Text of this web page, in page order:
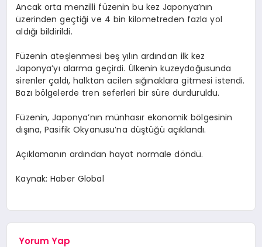
Ancak orta menzilli füzenin bu kez Japonya’nın
üzerinden geçtiği ve 4 bin kilometreden fazla yol
aldığı bildirildi.
Füzenin ateşlenmesi beş yılın ardından ilk kez
Japonya’yı alarma geçirdi. Ülkenin kuzeydoğusunda
sirenler çaldı, halktan acilen sığınaklara gitmesi istendi.
Bazı bölgelerde tren seferleri bir süre durduruldu.
Füzenin, Japonya’nın münhasır ekonomik bölgesinin
dışına, Pasifik Okyanusu’na düştüğü açıklandı.
Açıklamanın ardından hayat normale döndü.
Kaynak: Haber Global
Yorum Yap